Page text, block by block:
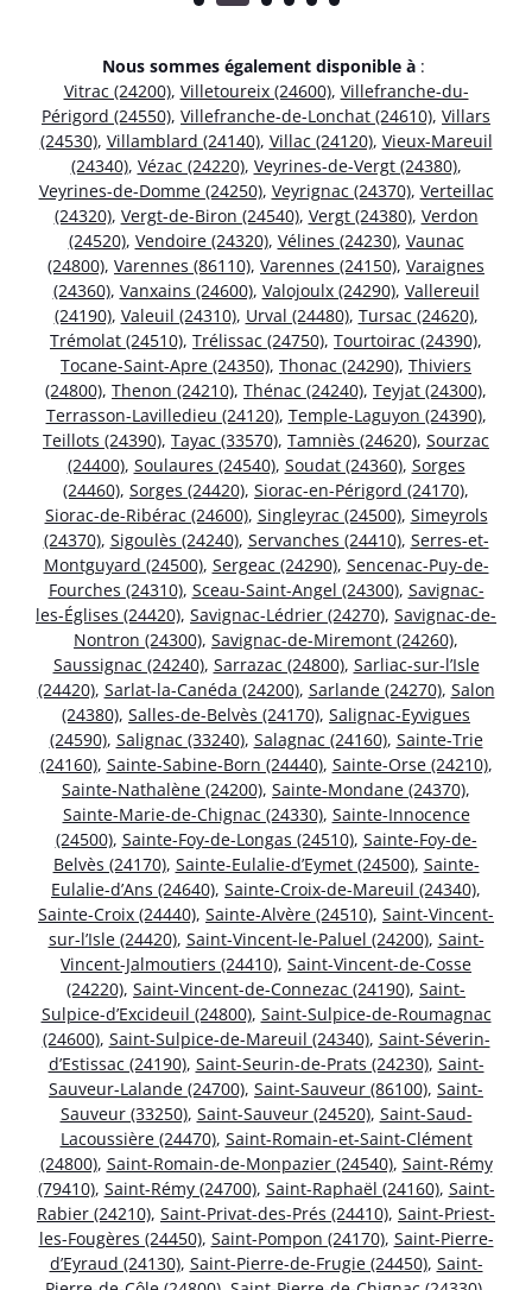
Nous sommes également disponible à :
Vitrac (24200), Villetoureix (24600), Villefranche-du-
Périgord (24550), Villefranche-de-Lonchat (24610), Villars
(24530), Villamblard (24140), Villac (24120), Vieux-Mareuil
(24340), Vézac (24220), Veyrines-de-Vergt (24380),
Veyrines-de-Domme (24250), Veyrignac (24370), Verteillac
(24320), Vergt-de-Biron (24540), Vergt (24380), Verdon
(24520), Vendoire (24320), Vélines (24230), Vaunac
(24800), Varennes (86110), Varennes (24150), Varaignes
(24360), Vanxains (24600), Valojoulx (24290), Vallereuil
(24190), Valeuil (24310), Urval (24480), Tursac (24620),
Trémolat (24510), Trélissac (24750), Tourtoirac (24390),
Tocane-Saint-Apre (24350), Thonac (24290), Thiviers
(24800), Thenon (24210), Thénac (24240), Teyjat (24300),
Terrasson-Lavilledieu (24120), Temple-Laguyon (24390),
Teillots (24390), Tayac (33570), Tamniès (24620), Sourzac
(24400), Soulaures (24540), Soudat (24360), Sorges
(24460), Sorges (24420), Siorac-en-Périgord (24170),
Siorac-de-Ribérac (24600), Singleyrac (24500), Simeyrols
(24370), Sigoulès (24240), Servanches (24410), Serres-et-
Montguyard (24500), Sergeac (24290), Sencenac-Puy-de-
Fourches (24310), Sceau-Saint-Angel (24300), Savignac-
les-Églises (24420), Savignac-Lédrier (24270), Savignac-de-
Nontron (24300), Savignac-de-Miremont (24260),
Saussignac (24240), Sarrazac (24800), Sarliac-sur-l’Isle
(24420), Sarlat-la-Canéda (24200), Sarlande (24270), Salon
(24380), Salles-de-Belvès (24170), Salignac-Eyvigues
(24590), Salignac (33240), Salagnac (24160), Sainte-Trie
(24160), Sainte-Sabine-Born (24440), Sainte-Orse (24210),
Sainte-Nathalène (24200), Sainte-Mondane (24370),
Sainte-Marie-de-Chignac (24330), Sainte-Innocence
(24500), Sainte-Foy-de-Longas (24510), Sainte-Foy-de-
Belvès (24170), Sainte-Eulalie-d’Eymet (24500), Sainte-
Eulalie-d’Ans (24640), Sainte-Croix-de-Mareuil (24340),
Sainte-Croix (24440), Sainte-Alvère (24510), Saint-Vincent-
sur-l’Isle (24420), Saint-Vincent-le-Paluel (24200), Saint-
Vincent-Jalmoutiers (24410), Saint-Vincent-de-Cosse
(24220), Saint-Vincent-de-Connezac (24190), Saint-
Sulpice-d’Excideuil (24800), Saint-Sulpice-de-Roumagnac
(24600), Saint-Sulpice-de-Mareuil (24340), Saint-Séverin-
d’Estissac (24190), Saint-Seurin-de-Prats (24230), Saint-
Sauveur-Lalande (24700), Saint-Sauveur (86100), Saint-
Sauveur (33250), Saint-Sauveur (24520), Saint-Saud-
Lacoussière (24470), Saint-Romain-et-Saint-Clément
(24800), Saint-Romain-de-Monpazier (24540), Saint-Rémy
(79410), Saint-Rémy (24700), Saint-Raphaël (24160), Saint-
Rabier (24210), Saint-Privat-des-Prés (24410), Saint-Priest-
les-Fougères (24450), Saint-Pompon (24170), Saint-Pierre-
d’Eyraud (24130), Saint-Pierre-de-Frugie (24450), Saint-